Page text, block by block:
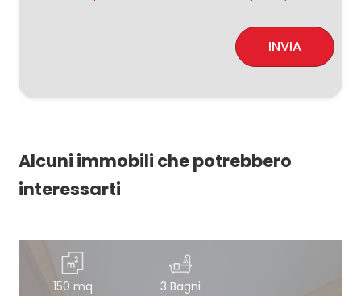
INVIA
Alcuni immobili che potrebbero
interessarti
150 mq 3 Bagni